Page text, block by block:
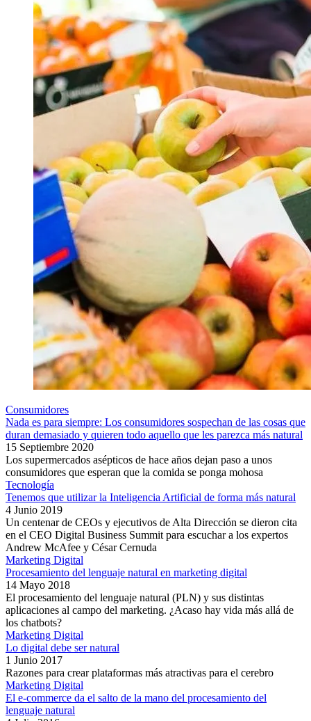
Consumidores
Nada es para siempre: Los consumidores sospechan de las cosas que
duran demasiado y quieren todo aquello que les parezca más natural
15 Septiembre 2020
Los supermercados asépticos de hace años dejan paso a unos
consumidores que esperan que la comida se ponga mohosa
Tecnología
Tenemos que utilizar la Inteligencia Artificial de forma más natural
4 Junio 2019
Un centenar de CEOs y ejecutivos de Alta Dirección se dieron cita
en el CEO Digital Business Summit para escuchar a los expertos
Andrew McAfee y César Cernuda
Marketing Digital
Procesamiento del lenguaje natural en marketing digital
14 Mayo 2018
El procesamiento del lenguaje natural (PLN) y sus distintas
aplicaciones al campo del marketing. ¿Acaso hay vida más allá de
los chatbots?
Marketing Digital
Lo digital debe ser natural
1 Junio 2017
Razones para crear plataformas más atractivas para el cerebro
Marketing Digital
El e-commerce da el salto de la mano del procesamiento del
lenguaje natural